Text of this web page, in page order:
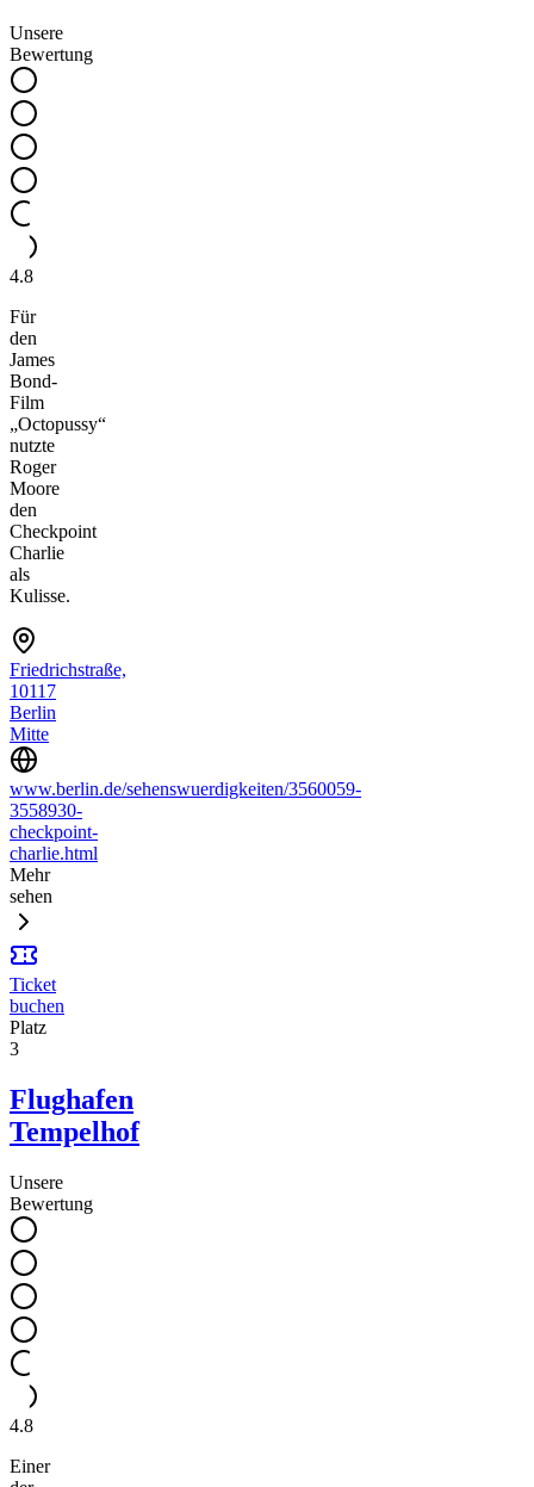
Unsere
Bewertung
4.8
Für
den
James
Bond-
Film
„Octopussy“
nutzte
Roger
Moore
den
Checkpoint
Charlie
als
Kulisse.
Friedrichstraße,
10117
Berlin
Mitte
www.berlin.de/sehenswuerdigkeiten/3560059-
3558930-
checkpoint-
charlie.html
Mehr
sehen
Ticket
buchen
Platz
3
Flughafen
Tempelhof
Unsere
Bewertung
4.8
Einer